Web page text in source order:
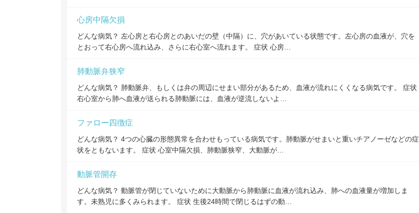
心房中隔欠損
どんな病気？ 左心房と右心房とのあいだの壁（中隔）に、穴があいている状態です。左心房の血液が、穴を
とおって右心房へ流れ込み、さらに右心室へ流れます。 症状 心房…
肺動脈弁狭窄
どんな病気？ 肺動脈弁、もしくは弁の周辺にせまい部分があるため、血液が流れにくくなる病気です。 症状
右心室から肺へ血液が送られる肺動脈には、血液が逆流しないよ…
ファロー四徴症
どんな病気？ 4つの心臓の形態異常を合わせもっている病気です。肺動脈がせまいと重いチアノーゼなどの症
状をともないます。 症状 心室中隔欠損、肺動脈狭窄、大動脈が…
動脈管開存
どんな病気？ 動脈管が閉じていないために大動脈から肺動脈に血液が流れ込み、肺への血液量が増加しま
す。未熟児に多くみられます。 症状 生後24時間で閉じるはずの動…